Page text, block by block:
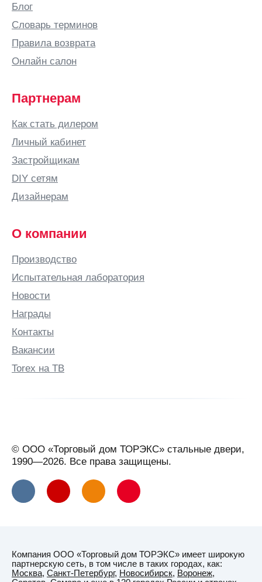
Блог
Словарь терминов
Правила возврата
Онлайн салон
Партнерам
Как стать дилером
Личный кабинет
Застройщикам
DIY сетям
Дизайнерам
О компании
Производство
Испытательная лаборатория
Новости
Награды
Контакты
Вакансии
Torex на ТВ
© ООО «Торговый дом ТОРЭКС» стальные двери,
1990—2026. Все права защищены.
Компания ООО «Торговый дом ТОРЭКС» имеет широкую
партнерскую сеть, в том числе в таких городах, как:
Москва, Санкт-Петербург, Новосибирск, Воронеж,